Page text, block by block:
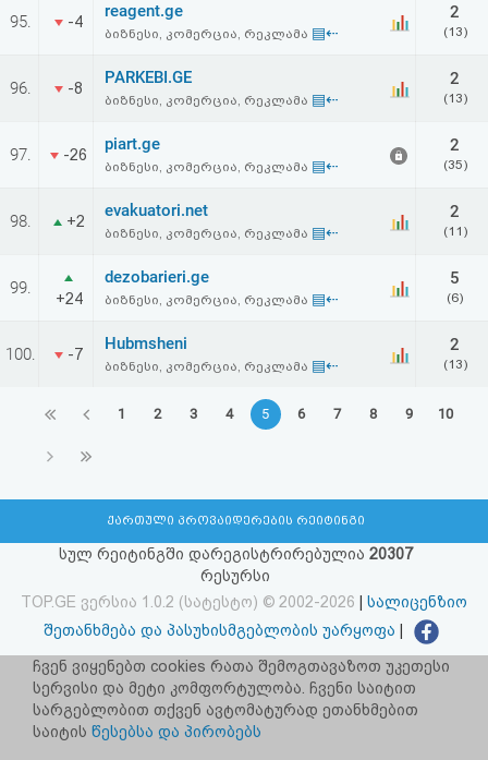
95. -4
reagent.ge
ბიზნესი, კომერცია, რეკლამა ▤⇠
2
(13)
96. -8
PARKEBI.GE
ბიზნესი, კომერცია, რეკლამა ▤⇠
2
(13)
97. -26
piart.ge
ბიზნესი, კომერცია, რეკლამა ▤⇠
2
(35)
98. +2
evakuatori.net
ბიზნესი, კომერცია, რეკლამა ▤⇠
2
(11)
99.
+24
dezobarieri.ge
ბიზნესი, კომერცია, რეკლამა ▤⇠
5
(6)
100. -7
Hubmsheni
ბიზნესი, კომერცია, რეკლამა ▤⇠
2
(13)
1 2 3 4 5 6 7 8 9 10
ქართული პროვაიდერების რეიტინგი
სულ რეიტინგში დარეგისტრირებულია 20307
რესურსი
TOP.GE ვერსია 1.0.2 (სატესტო) © 2002-2026
სალიცენზიო
შეთანხმება და პასუხისმგებლობის უარყოფა
facebook.com/TOP.GE
იხილეთ TOP.GE - ის ძველი ვერსია ბმულზე
ჩვენ ვიყენებთ cookies რათა შემოგთავაზოთ უკეთესი
სერვისი და მეტი კომფორტულობა. ჩვენი საიტით
სარგებლობით თქვენ ავტომატურად ეთანხმებით
საიტის წესებსა და პირობებს